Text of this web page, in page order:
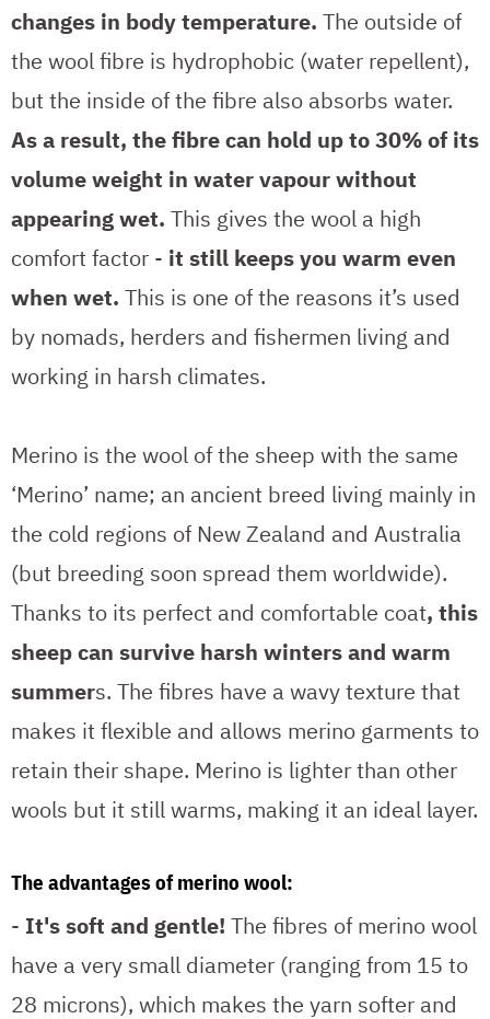
changes in body temperature. The outside of
the wool fibre is hydrophobic (water repellent),
but the inside of the fibre also absorbs water.
As a result, the fibre can hold up to 30% of its
volume weight in water vapour without
appearing wet. This gives the wool a high
comfort factor - it still keeps you warm even
when wet. This is one of the reasons it’s used
by nomads, herders and fishermen living and
working in harsh climates.
Merino is the wool of the sheep with the same
‘Merino’ name; an ancient breed living mainly in
the cold regions of New Zealand and Australia
(but breeding soon spread them worldwide).
Thanks to its perfect and comfortable coat, this
sheep can survive harsh winters and warm
summers. The fibres have a wavy texture that
makes it flexible and allows merino garments to
retain their shape. Merino is lighter than other
wools but it still warms, making it an ideal layer.
The advantages of merino wool:
- It's soft and gentle! The fibres of merino wool
have a very small diameter (ranging from 15 to
28 microns), which makes the yarn softer and